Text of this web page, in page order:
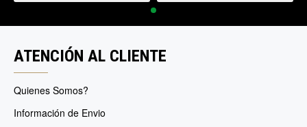
ATENCIÓN AL CLIENTE
Quienes Somos?
Información de Envio